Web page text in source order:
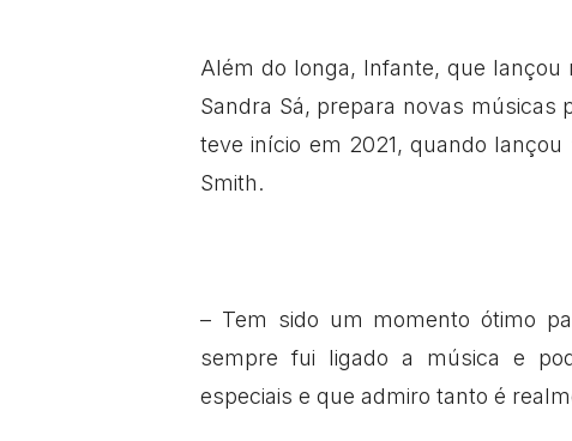
Além do longa, Infante, que lançou
Sandra Sá, prepara novas músicas
teve início em 2021, quando
Smith.
– Tem sido um momento ótimo
sempre fui ligado a música e
especiais e que admiro tanto é